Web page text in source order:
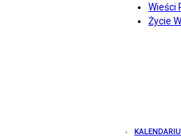
Wieści
Życie